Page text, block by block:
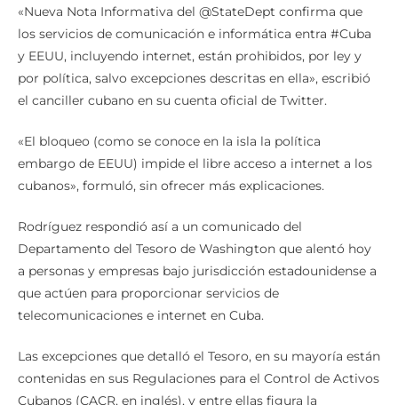
«Nueva Nota Informativa del @StateDept confirma que
los servicios de comunicación e informática entra #Cuba
y EEUU, incluyendo internet, están prohibidos, por ley y
por política, salvo excepciones descritas en ella», escribió
el canciller cubano en su cuenta oficial de Twitter.
«El bloqueo (como se conoce en la isla la política
embargo de EEUU) impide el libre acceso a internet a los
cubanos», formuló, sin ofrecer más explicaciones.
Rodríguez respondió así a un comunicado del
Departamento del Tesoro de Washington que alentó hoy
a personas y empresas bajo jurisdicción estadounidense a
que actúen para proporcionar servicios de
telecomunicaciones e internet en Cuba.
Las excepciones que detalló el Tesoro, en su mayoría están
contenidas en sus Regulaciones para el Control de Activos
Cubanos (CACR, en inglés), y entre ellas figura la